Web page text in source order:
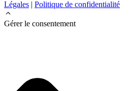
Légales
Politique de confidentialité
Gérer le consentement